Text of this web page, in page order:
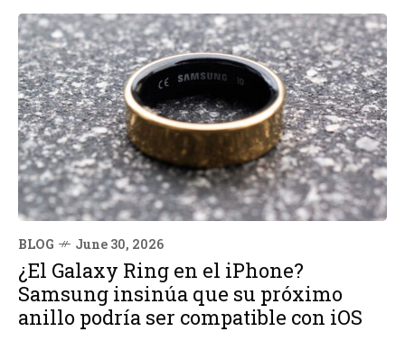
BLOG June 30, 2026
¿El Galaxy Ring en el iPhone?
Samsung insinúa que su próximo
anillo podría ser compatible con iOS